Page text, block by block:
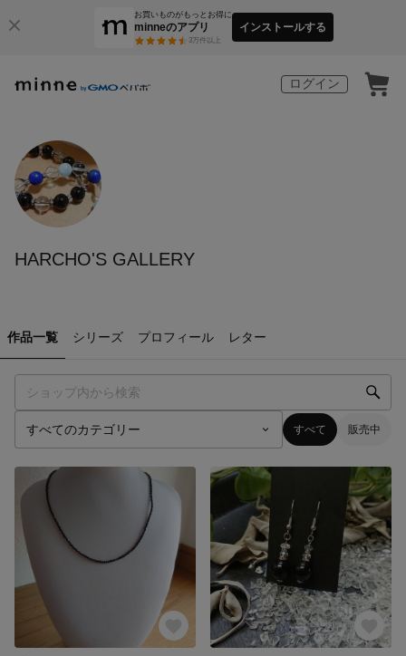
お買いものがもっとお得に
minneのアプリ
3万件以上
インストールする
ログイン
HARCHO'S GALLERY
作品一覧 シリーズ プロフィール レター
すべて 販売中